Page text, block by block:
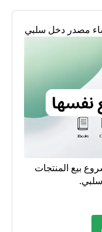
مصدر دخل سلبي
بيع المنتجات